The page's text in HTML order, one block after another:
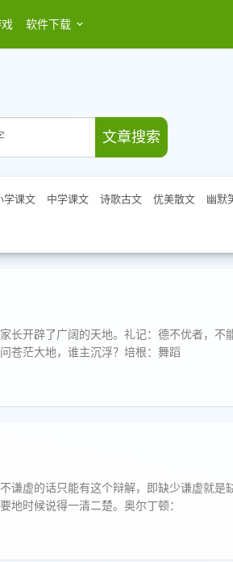
软件下载
登录
文章搜索
学课文 中学课文 诗歌古文 优美散文 幽默
开辟了广阔的天地。礼记：德不优者，不
苍茫大地，谁主沉浮？培根：舞蹈
谦虚的话只能有这个辩解，即缺少谦虚就是
地时候说得一清二楚。奥尔丁顿：